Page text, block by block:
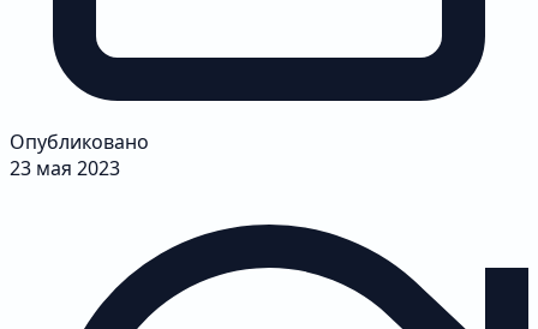
Опубликовано
23 мая 2023